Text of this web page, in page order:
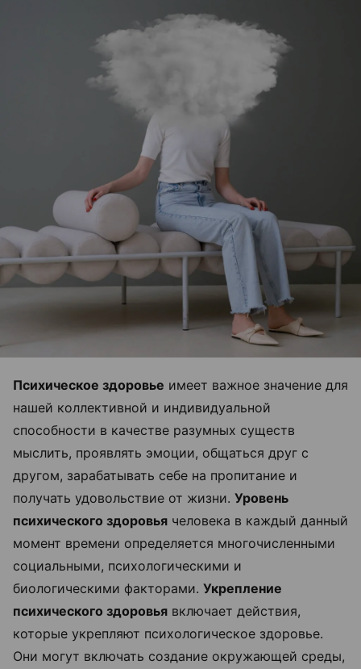
Психическое здоровье имеет важное значение для
нашей коллективной и индивидуальной
способности в качестве разумных существ
мыслить, проявлять эмоции, общаться друг с
другом, зарабатывать себе на пропитание и
получать удовольствие от жизни. Уровень
психического здоровья человека в каждый данный
момент времени определяется многочисленными
социальными, психологическими и
биологическими факторами. Укрепление
психического здоровья включает действия,
которые укрепляют психологическое здоровье.
Они могут включать создание окружающей среды,